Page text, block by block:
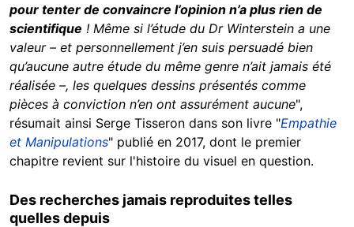
pour tenter de convaincre l’opinion n’a plus rien de
scientifique ! Même si l’étude du Dr Winterstein a une
valeur – et personnellement j’en suis persuadé bien
qu’aucune autre étude du même genre n’ait jamais été
réalisée –, les quelques dessins présentés comme
pièces à conviction n’en ont assurément aucune",
résumait ainsi Serge Tisseron dans son livre "Empathie
et Manipulations" publié en 2017, dont le premier
chapitre revient sur l'histoire du visuel en question.
Des recherches jamais reproduites telles
quelles depuis